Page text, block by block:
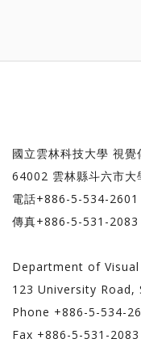
國立雲林科技大學 視覺
64002 雲林縣斗六市
電話+886-5-534-
傳真+886-5-531-2083
Department of
123 University Road,
Phone +886-5-534-
Fax +886-5-531-2083